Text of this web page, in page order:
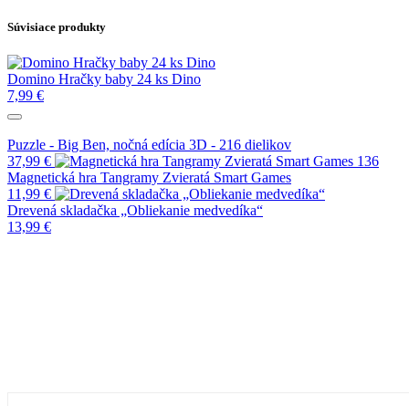
Súvisiace produkty
Domino Hračky baby 24 ks Dino
7,99 €
Puzzle - Big Ben, nočná edícia 3D - 216 dielikov
37,99 €
Magnetická hra Tangramy Zvieratá Smart Games
11,99 €
Drevená skladačka „Obliekanie medvedíka“
13,99 €